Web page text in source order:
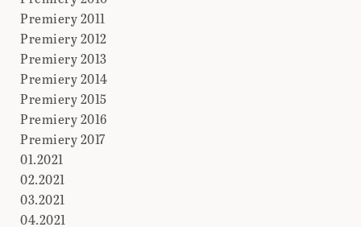
Premiery 2011
Premiery 2012
Premiery 2013
Premiery 2014
Premiery 2015
Premiery 2016
Premiery 2017
01.2021
02.2021
03.2021
04.2021